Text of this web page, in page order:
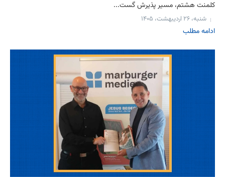
کلمنت هشتم، مسیر پذیرش گست...
شنبه، ۲۶ اردیبهشت، ۱۴۰۵
ادامه مطلب